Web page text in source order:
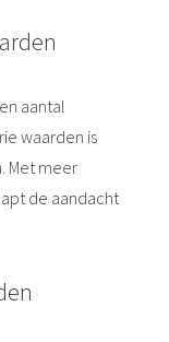
aantal
waarden is
Met meer
de aandacht